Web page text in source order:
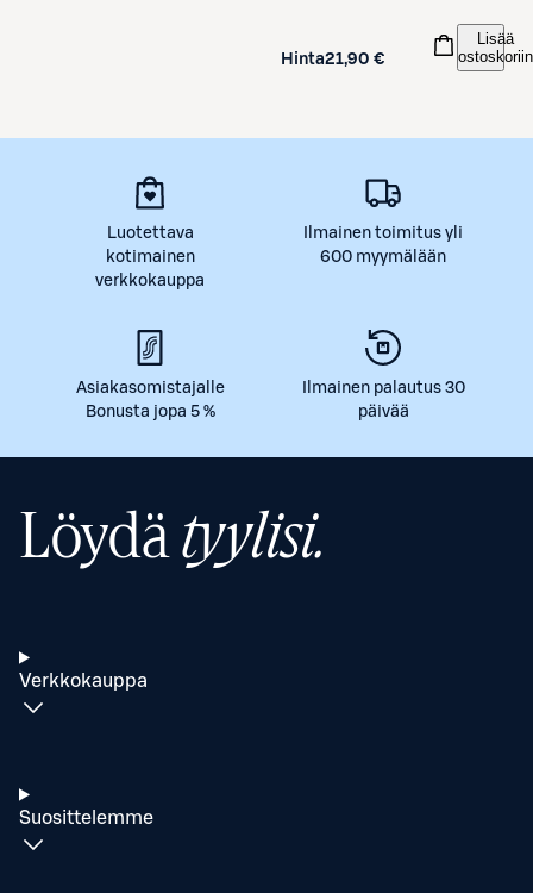
Hinta21,90 €
Lisää
ostoskoriin
Luotettava
kotimainen
verkkokauppa
Ilmainen toimitus yli
600 myymälään
Asiakasomistajalle
Bonusta jopa 5 %
Ilmainen palautus 30
päivää
Löydä tyylisi.
Verkkokauppa
Suosittelemme